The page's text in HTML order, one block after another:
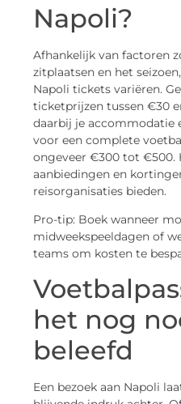
Napoli?
Afhankelijk van factoren
zitplaatsen en het
Napoli tickets variëren.
ticketprijzen tussen €30
daarbij je accommodatie
voor een complete
ongeveer €300 tot €500.
aanbiedingen en
reisorganisaties bieden.
Pro-tip: Boek wanneer
midweekspeeldagen of
teams om kosten te
het nog
beleefd
Een bezoek aan Napoli